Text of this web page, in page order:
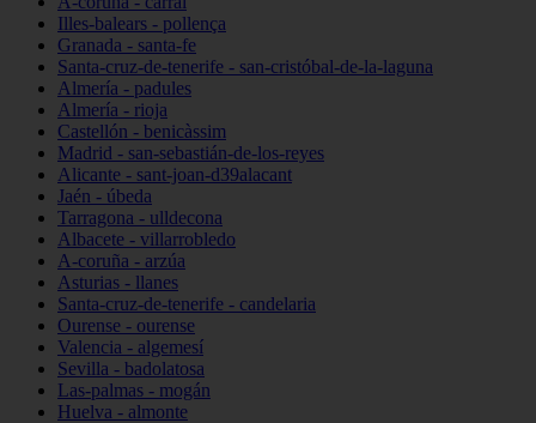
Illes-balears - pollença
Granada - santa-fe
Santa-cruz-de-tenerife - san-cristóbal-de-la-laguna
Almería - padules
Almería - rioja
Castellón - benicàssim
Madrid - san-sebastián-de-los-reyes
Alicante - sant-joan-d39alacant
Jaén - úbeda
Tarragona - ulldecona
Albacete - villarrobledo
A-coruña - arzúa
Asturias - llanes
Santa-cruz-de-tenerife - candelaria
Ourense - ourense
Valencia - algemesí
Sevilla - badolatosa
Las-palmas - mogán
Huelva - almonte